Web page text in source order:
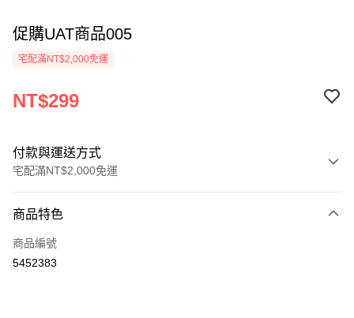
促購UAT商品005
宅配滿NT$2,000免運
NT$299
付款與運送方式
宅配滿NT$2,000免運
信用卡一次付款
運送方式
商品特色
商品編號
5452383